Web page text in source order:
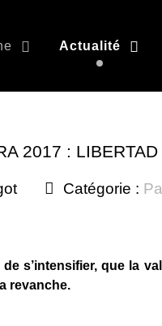
Actualité
2017 :
Catégorie :
s’intensifier, que la
revanche.